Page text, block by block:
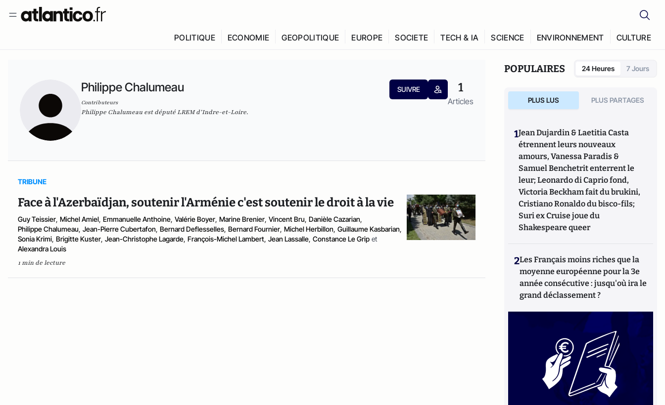
POLITIQUE ECONOMIE GEOPOLITIQUE EUROPE SOCIETE TECH & IA SCIENCE ENVIRONNEMENT CULTURE
Philippe Chalumeau
Contributeurs
SUIVRE 1
Articles
Philippe Chalumeau est député LREM d’Indre-et-Loire.
TRIBUNE
Face à l'Azerbaïdjan, soutenir l'Arménie c'est soutenir le droit à la vie
Guy Teissier, Michel Amiel, Emmanuelle Anthoine, Valérie Boyer, Marine Brenier, Vincent Bru, Danièle Cazarian,
Philippe Chalumeau, Jean-Pierre Cubertafon, Bernard Deflesselles, Bernard Fournier, Michel Herbillon, Guillaume Kasbarian,
Sonia Krimi, Brigitte Kuster, Jean-Christophe Lagarde, François-Michel Lambert, Jean Lassalle, Constance Le Grip et
Alexandra Louis
1 min de lecture
POPULAIRES 24 Heures 7 Jours
PLUS LUS PLUS PARTAGES
1Jean Dujardin & Laetitia Casta
étrennent leurs nouveaux
amours, Vanessa Paradis &
Samuel Benchetrit enterrent le
leur; Leonardo di Caprio fond,
Victoria Beckham fait du brukini,
Cristiano Ronaldo du bisco-fils;
Suri ex Cruise joue du
Shakespeare queer
2Les Français moins riches que la
moyenne européenne pour la 3e
année consécutive : jusqu'où ira le
grand déclassement ?